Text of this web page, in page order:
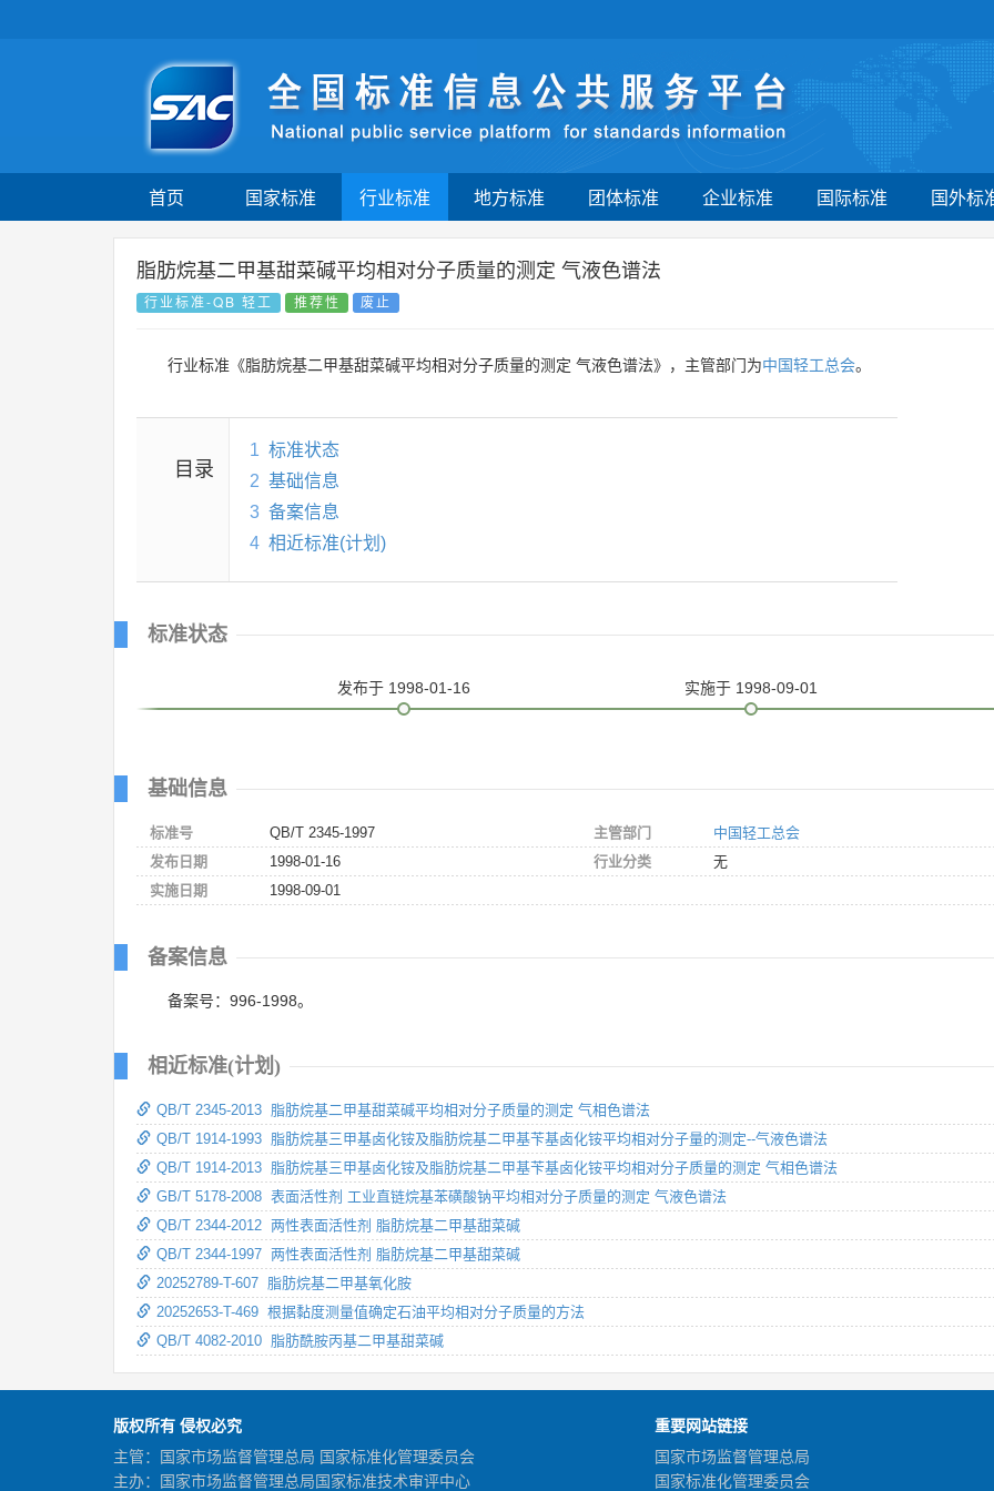
首页 国家标准 行业标准 地方标准 团体标准 企业标准 国际标准 国外标
脂肪烷基二甲基甜菜碱平均相对分子质量的测定 气液色谱法
行业标准-QB 轻工 推荐性 废止
行业标准《脂肪烷基二甲基甜菜碱平均相对分子质量的测定 气液色谱法》，主管部门为中国轻工总会。
目录
1 标准状态
2 基础信息
3 备案信息
4 相近标准(计划)
标准状态
发布于 1998-01-16 实施于 1998-09-01
基础信息
标准号
QB/T 2345-1997
发布日期
1998-01-16
实施日期
1998-09-01
主管部门
中国轻工总会
行业分类
无
备案信息
备案号：996-1998。
相近标准(计划)
QB/T 2345-2013 脂肪烷基二甲基甜菜碱平均相对分子质量的测定 气相色谱法
QB/T 1914-1993 脂肪烷基三甲基卤化铵及脂肪烷基二甲基苄基卤化铵平均相对分子量的测定--气液色谱法
QB/T 1914-2013 脂肪烷基三甲基卤化铵及脂肪烷基二甲基苄基卤化铵平均相对分子质量的测定 气相色谱法
GB/T 5178-2008 表面活性剂 工业直链烷基苯磺酸钠平均相对分子质量的测定 气液色谱法
QB/T 2344-2012 两性表面活性剂 脂肪烷基二甲基甜菜碱
QB/T 2344-1997 两性表面活性剂 脂肪烷基二甲基甜菜碱
20252789-T-607 脂肪烷基二甲基氧化胺
20252653-T-469 根据黏度测量值确定石油平均相对分子质量的方法
QB/T 4082-2010 脂肪酰胺丙基二甲基甜菜碱
版权所有 侵权必究
主管：国家市场监督管理总局 国家标准化管理委员会
主办：国家市场监督管理总局国家标准技术审评中心
重要网站链接
国家市场监督管理总局
国家标准化管理委员会